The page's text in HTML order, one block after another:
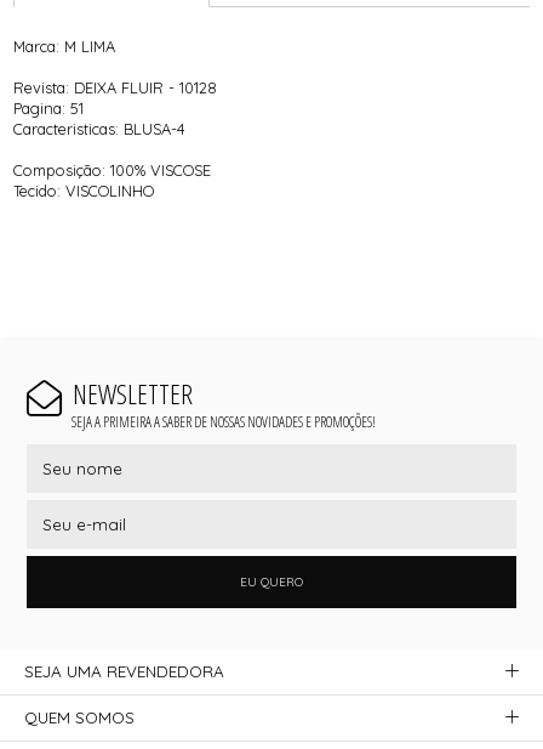
Marca: M LIMA
Revista: DEIXA FLUIR - 10128
Pagina: 51
Caracteristicas: BLUSA-4
Composição: 100% VISCOSE
Tecido: VISCOLINHO
NEWSLETTER
SEJA A PRIMEIRA A SABER DE NOSSAS NOVIDADES E PROMOÇÕES!
EU QUERO
SEJA UMA REVENDEDORA
QUEM SOMOS